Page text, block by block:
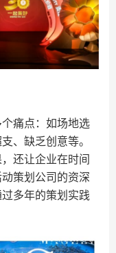
痛点：如场地选
、缺乏创意等。
还让企业在时间
策划公司的资深
多年的策划实践